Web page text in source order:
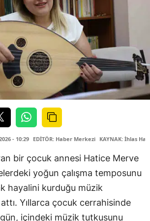
- 10:29 EDİTÖR: Haber Merkezi KAYNAK: İhlas
bir çocuk annesi Hatice Merve
yoğun çalışma temposunu
hayalini kurduğu müzik
Yıllarca çocuk cerrahisinde
içindeki müzik tutkusunu